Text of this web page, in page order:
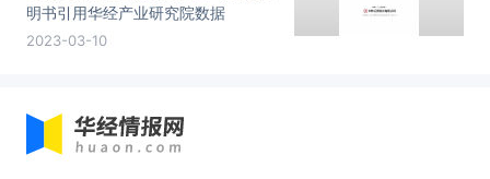
明书引用华经产业研究院数据
2023-03-10